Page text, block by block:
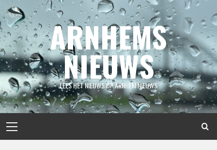
Spring
naar
inhoud
ARNHEMS
NIEUWS
LEES HET NIEUWS OP ARNHEM NIEUWS
menu